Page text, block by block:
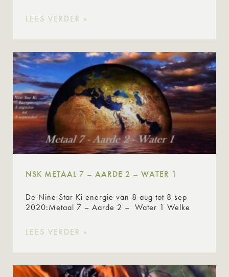
LEES VERDER »
NSK METAAL 7 – AARDE 2 – WATER 1
De Nine Star Ki energie van 8 aug tot 8 sep
2020:Metaal 7 – Aarde 2 – Water 1 Welke
LEES VERDER »